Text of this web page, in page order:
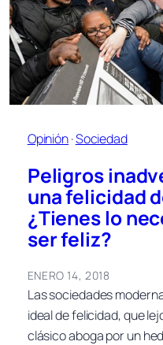
Opinión · Sociedad
Peligros
una felicidad
¿Tienes lo
ser feliz?
ENERO 14, 2018
Las sociedades
ideal de felicidad, que
clásico aboga por un